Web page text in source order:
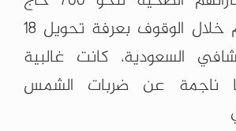
سوري، فيما تم خلال الوقوف بعرفة تحويل 18
السعودية، كانت غالبية
ناجمة عن ضربات الشمس